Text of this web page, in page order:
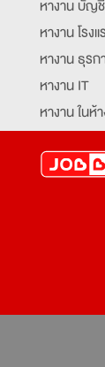
หางาน บัญชี
หางาน โรง
หางาน ธุรก
หางาน IT
หางาน ในห้
หางาน ท่อง
หางาน จัดซื้อ
หางาน เ